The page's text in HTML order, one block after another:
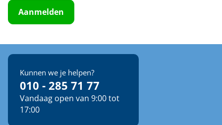
Aanmelden
Kunnen we je helpen?
010 - 285 71 77
Vandaag open van 9:00 tot
17:00